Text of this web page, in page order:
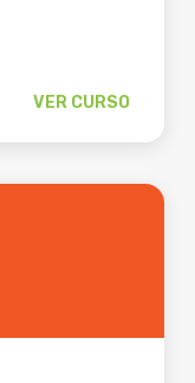
VER CURSO